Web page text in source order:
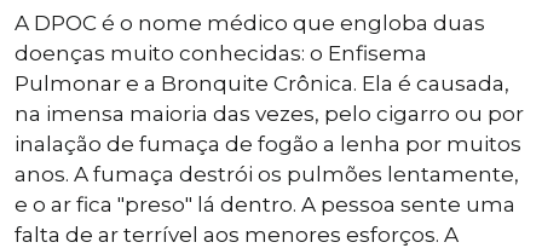
A DPOC é o nome médico que engloba duas
doenças muito conhecidas: o Enfisema
Pulmonar e a Bronquite Crônica. Ela é causada,
na imensa maioria das vezes, pelo cigarro ou por
inalação de fumaça de fogão a lenha por muitos
anos. A fumaça destrói os pulmões lentamente,
e o ar fica "preso" lá dentro. A pessoa sente uma
falta de ar terrível aos menores esforços. A